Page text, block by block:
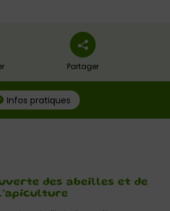
Partager
Infos pratiques
des abeilles et de